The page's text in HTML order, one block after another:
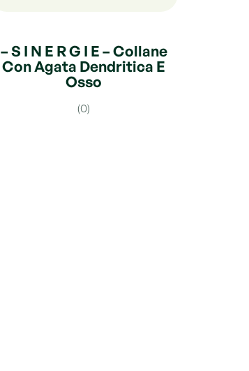
– S I N E R G I E – Collane
Con Agata Dendritica E
Osso
(0)